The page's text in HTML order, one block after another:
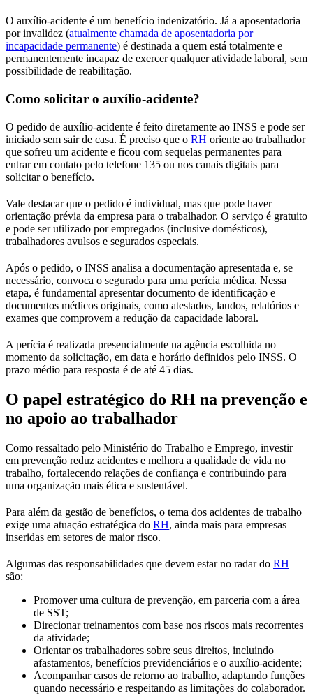
O auxílio-acidente é um benefício indenizatório. Já a aposentadoria
por invalidez (atualmente chamada de aposentadoria por
incapacidade permanente) é destinada a quem está totalmente e
permanentemente incapaz de exercer qualquer atividade laboral, sem
possibilidade de reabilitação.
Como solicitar o auxílio-acidente?
O pedido de auxílio-acidente é feito diretamente ao INSS e pode ser
iniciado sem sair de casa. É preciso que o RH oriente ao trabalhador
que sofreu um acidente e ficou com sequelas permanentes para
entrar em contato pelo telefone 135 ou nos canais digitais para
solicitar o benefício.
Vale destacar que o pedido é individual, mas que pode haver
orientação prévia da empresa para o trabalhador. O serviço é gratuito
e pode ser utilizado por empregados (inclusive domésticos),
trabalhadores avulsos e segurados especiais.
Após o pedido, o INSS analisa a documentação apresentada e, se
necessário, convoca o segurado para uma perícia médica. Nessa
etapa, é fundamental apresentar documento de identificação e
documentos médicos originais, como atestados, laudos, relatórios e
exames que comprovem a redução da capacidade laboral.
A perícia é realizada presencialmente na agência escolhida no
momento da solicitação, em data e horário definidos pelo INSS. O
prazo médio para resposta é de até 45 dias.
O papel estratégico do RH na prevenção e
no apoio ao trabalhador
Como ressaltado pelo Ministério do Trabalho e Emprego, investir
em prevenção reduz acidentes e melhora a qualidade de vida no
trabalho, fortalecendo relações de confiança e contribuindo para
uma organização mais ética e sustentável.
Para além da gestão de benefícios, o tema dos acidentes de trabalho
exige uma atuação estratégica do RH, ainda mais para empresas
inseridas em setores de maior risco.
Algumas das responsabilidades que devem estar no radar do RH
são:
Promover uma cultura de prevenção, em parceria com a área
de SST;
Direcionar treinamentos com base nos riscos mais recorrentes
da atividade;
Orientar os trabalhadores sobre seus direitos, incluindo
afastamentos, benefícios previdenciários e o auxílio-acidente;
Acompanhar casos de retorno ao trabalho, adaptando funções
quando necessário e respeitando as limitações do colaborador.